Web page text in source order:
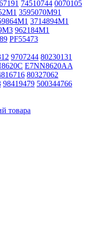
74510744 0070105
3595070M91
3714894M1
962184M1
PF55473
9707244 80230131
E7NN8620AA
80327062
98419479 500344766
товара